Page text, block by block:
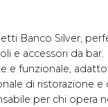
Banco Silver,
e accessori da bar.
e funzionale, adatto
di ristorazione e
per chi opera